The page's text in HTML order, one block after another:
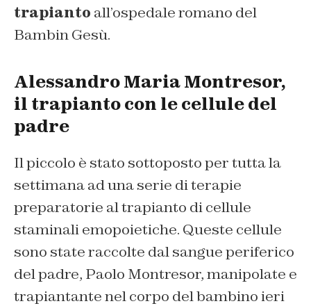
trapianto all’ospedale romano del
Bambin Gesù.
Alessandro Maria Montresor,
il trapianto con le cellule del
padre
Il piccolo è stato sottoposto per tutta la
settimana ad una serie di terapie
preparatorie al trapianto di cellule
staminali emopoietiche. Queste cellule
sono state raccolte dal sangue periferico
del padre, Paolo Montresor, manipolate e
trapiantante nel corpo del bambino ieri